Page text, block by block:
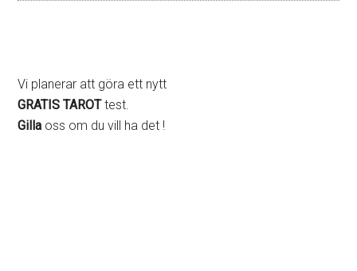
Vi planerar att göra ett nytt
GRATIS TAROTtest.
Gilla oss om du vill ha det !